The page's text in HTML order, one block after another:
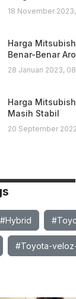
18 November
Harga
Benar-Benar
28 Januari 2023,
Harga
Masih Stabil
20 September
#Hybrid
#Toyota-